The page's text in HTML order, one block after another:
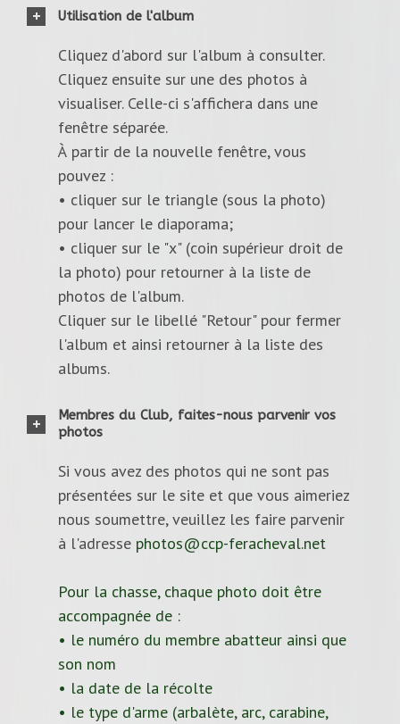
Utilisation de l'album
Cliquez d'abord sur l'album à consulter.
Cliquez ensuite sur une des photos à
visualiser. Celle-ci s'affichera dans une
fenêtre séparée.
À partir de la nouvelle fenêtre, vous
pouvez :
• cliquer sur le triangle (sous la photo)
pour lancer le diaporama;
• cliquer sur le "x" (coin supérieur droit de
la photo) pour retourner à la liste de
photos de l'album.
Cliquer sur le libellé "Retour" pour fermer
l'album et ainsi retourner à la liste des
albums.
Membres du Club, faites-nous parvenir vos
photos
Si vous avez des photos qui ne sont pas
présentées sur le site et que vous aimeriez
nous soumettre, veuillez les faire parvenir
à l'adresse photos@ccp-feracheval.net
Pour la chasse, chaque photo doit être
accompagnée de :
• le numéro du membre abatteur ainsi que
son nom
• la date de la récolte
• le type d'arme (arbalète, arc, carabine,